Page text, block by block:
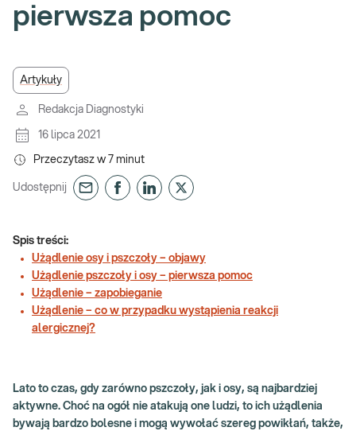
pierwsza pomoc
Artykuły
Redakcja Diagnostyki
16 lipca 2021
Przeczytasz w 7 minut
Udostępnij
Spis treści:
Użądlenie osy i pszczoły – objawy
Użądlenie pszczoły i osy – pierwsza pomoc
Użądlenie – zapobieganie
Użądlenie – co w przypadku wystąpienia reakcji
alergicznej?
Lato to czas, gdy zarówno pszczoły, jak i osy, są najbardziej
aktywne. Choć na ogół nie atakują one ludzi, to ich użądlenia
bywają bardzo bolesne i mogą wywołać szereg powikłań, także,